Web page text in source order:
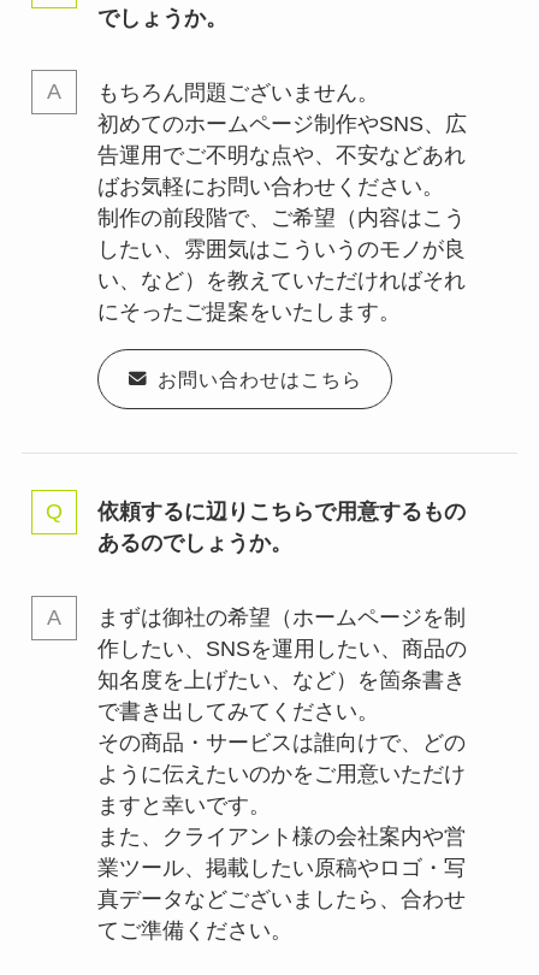
でしょうか。
もちろん問題ございません。
初めてのホームページ制作やSNS、広
告運用でご不明な点や、不安などあれ
ばお気軽にお問い合わせください。
制作の前段階で、ご希望（内容はこう
したい、雰囲気はこういうのモノが良
い、など）を教えていただければそれ
にそったご提案をいたします。
お問い合わせはこちら
依頼するに辺りこちらで用意するもの
あるのでしょうか。
まずは御社の希望（ホームページを制
作したい、SNSを運用したい、商品の
知名度を上げたい、など）を箇条書き
で書き出してみてください。
その商品・サービスは誰向けで、どの
ように伝えたいのかをご用意いただけ
ますと幸いです。
また、クライアント様の会社案内や営
業ツール、掲載したい原稿やロゴ・写
真データなどございましたら、合わせ
てご準備ください。